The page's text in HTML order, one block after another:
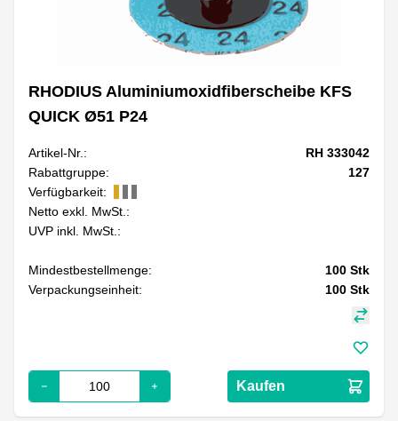
RHODIUS Aluminiumoxidfiberscheibe KFS
QUICK Ø51 P24
Artikel-Nr.:
RH 333042
Rabattgruppe:
127
Verfügbarkeit:
Netto exkl. MwSt.:
UVP inkl. MwSt.:
Mindestbestellmenge: 100 Stk
Verpackungseinheit:
100 Stk
Kaufen